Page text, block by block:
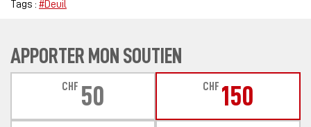
Tags : #Deuil
APPORTER MON SOUTIEN
CHF 50 CHF 150